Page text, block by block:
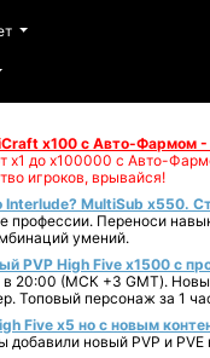
x100 с Авто-Фармом
х1 до х100000 с Авто-
игроков, врывайся!
Interlude? MultiSub x550.
профессии. Переноси
умений.
PVP High Five x1500 с
20:00 (МСК +3 GMT).
Топовый персонаж за 1
Five x5 но с новым
новый PVP и PVE